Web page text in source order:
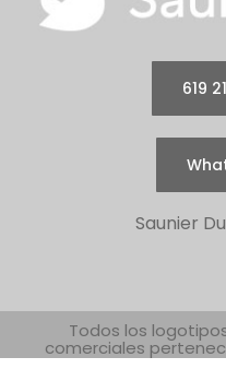
619
Saunier
Todos los
comerciales